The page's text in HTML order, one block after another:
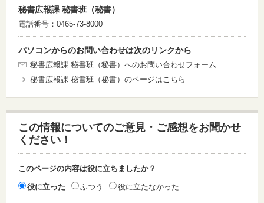
秘書広報課 秘書班（秘書）
電話番号：0465-73-8000
パソコンからのお問い合わせは次のリンクから
秘書広報課 秘書班（秘書）へのお問い合わせフォーム
秘書広報課 秘書班（秘書）のページはこちら
この情報についてのご意見・ご感想をお聞かせ
ください！
このページの内容は役に立ちましたか？
役に立った ふつう 役に立たなかった